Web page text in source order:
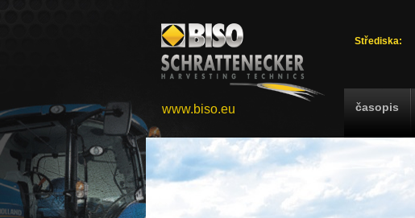
Střediska:
časopis
www.biso.eu